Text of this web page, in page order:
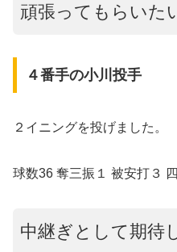
頑張ってもらいた
４番手の小川投手
２イニングを投げました。
球数36 奪三振１ 被安打３
中継ぎとして期待